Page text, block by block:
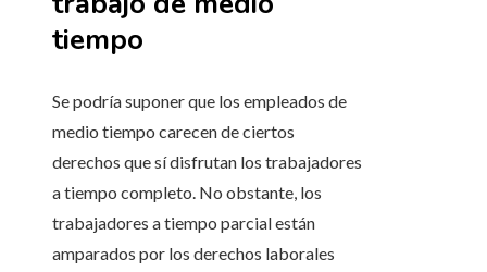
tiempo
Se podría suponer que los empleados de
medio tiempo carecen de ciertos
derechos que sí disfrutan los trabajadores
a tiempo completo. No obstante, los
trabajadores a tiempo parcial están
amparados por los derechos laborales